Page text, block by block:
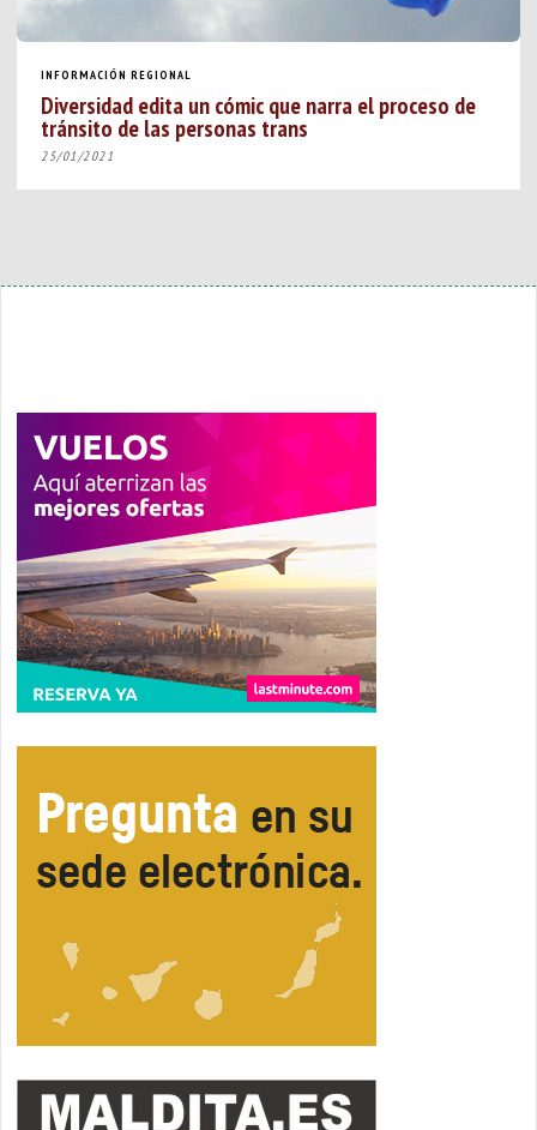
INFORMACIÓN REGIONAL
Diversidad edita un cómic que narra el proceso de
tránsito de las personas trans
25/01/2021